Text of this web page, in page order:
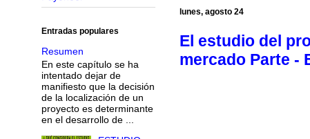
lunes, agosto 24
El estudio del
mercado Parte -
Entradas populares
Resumen
En este capítulo se ha
intentado dejar de
manifiesto que la decisión
de la localización de un
proyecto es determinante
en el desarrollo de ...